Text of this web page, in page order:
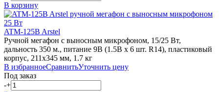
В корзину
ATM-125B Arstel
Ручной мегафон с выносным микрофоном, 15/25 Вт,
дальность 350 м., питание 9В (1.5В х 6 шт. R14), пластиковый
корпус, 211х345 мм, 1.7 кг
В избранноеСравнитьУточнить цену
Под заказ
-+